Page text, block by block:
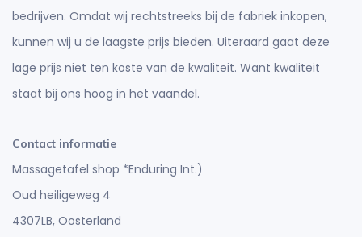
bedrijven. Omdat wij rechtstreeks bij de fabriek inkopen,
kunnen wij u de laagste prijs bieden. Uiteraard gaat deze
lage prijs niet ten koste van de kwaliteit. Want kwaliteit
staat bij ons hoog in het vaandel.
Contact informatie
Massagetafel shop *Enduring Int.)
Oud heiligeweg 4
4307LB, Oosterland